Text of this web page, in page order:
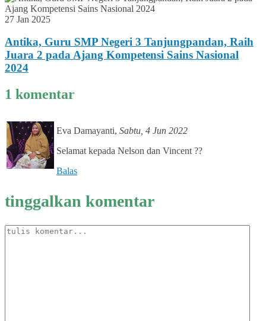
27 Jan 2025
Antika, Guru SMP Negeri 3 Tanjungpandan, Raih
Juara 2 pada Ajang Kompetensi Sains Nasional
2024
1 komentar
Eva Damayanti, Sabtu, 4 Jun 2022
Selamat kepada Nelson dan Vincent ??
Balas
tinggalkan komentar